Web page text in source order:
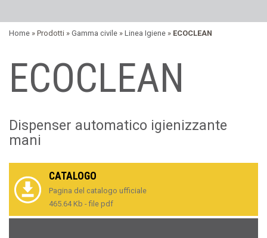
Home » Prodotti » Gamma civile » Linea Igiene » ECOCLEAN
ECOCLEAN
Dispenser automatico igienizzante
mani
CATALOGO
Pagina del catalogo ufficiale
465.64 Kb - file pdf